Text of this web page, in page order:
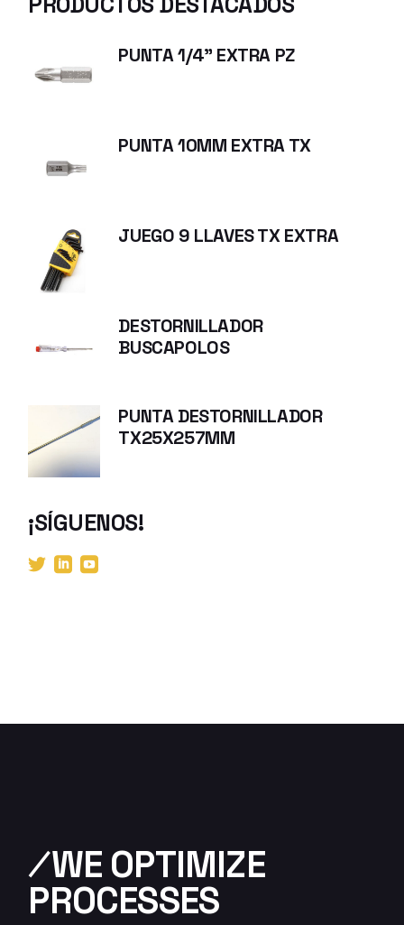
PUNTA 1/4" EXTRA PZ
PUNTA 10MM EXTRA TX
JUEGO 9 LLAVES TX EXTRA
DESTORNILLADOR
BUSCAPOLOS
PUNTA DESTORNILLADOR
TX25X257MM
¡SÍGUENOS!
⁄WE OPTIMIZE
PROCESSES